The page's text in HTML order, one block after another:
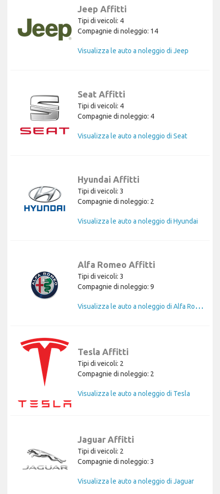
Jeep Affitti
Tipi di veicoli: 4
Compagnie di noleggio: 14
Visualizza le auto a noleggio di Jeep
Seat Affitti
Tipi di veicoli: 4
Compagnie di noleggio: 4
Visualizza le auto a noleggio di Seat
Hyundai Affitti
Tipi di veicoli: 3
Compagnie di noleggio: 2
Visualizza le auto a noleggio di Hyundai
Alfa Romeo Affitti
Tipi di veicoli: 3
Compagnie di noleggio: 9
V
isualizza le auto a noleggio di Alfa Romeo
Tesla Affitti
Tipi di veicoli: 2
Compagnie di noleggio: 2
Visualizza le auto a noleggio di Tesla
Jaguar Affitti
Tipi di veicoli: 2
Compagnie di noleggio: 3
Visualizza le auto a noleggio di Jaguar